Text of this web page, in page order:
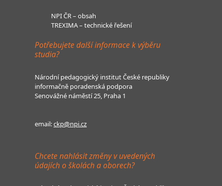
NPI ČR – obsah
TREXIMA – technické řešení
Potřebujete další informace k výběru
studia?
Národní pedagogický institut České republiky
informačně poradenská podpora
Senovážné náměstí 25, Praha 1
email:ckp@npi.cz
Chcete nahlásit změny v uvedených
údajích o školách a oborech?